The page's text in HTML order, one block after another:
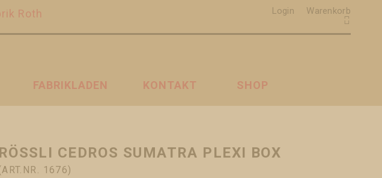
Login Warenkorb
FABRIKLADEN KONTAKT SHOP
RÖSSLI CEDROS SUMATRA PLEXI BOX
1676)